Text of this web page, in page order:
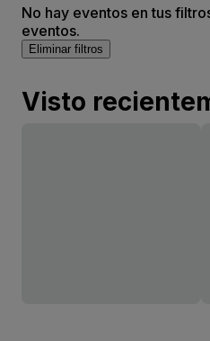
No hay eventos en tus
eventos.
Eliminar filtros
Visto